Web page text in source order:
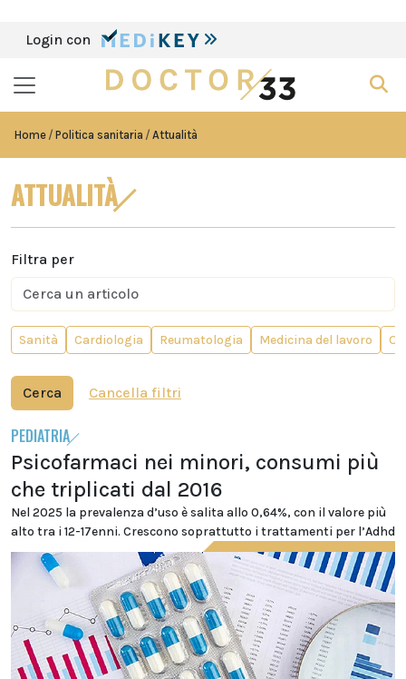
Login con
Home Politica sanitaria Attualità
ATTUALITÀ
Filtra per
Sanità Cardiologia Reumatologia Medicina del lavoro
Cerca Cancella filtri
PEDIATRIA
Psicofarmaci nei minori, consumi più
che triplicati dal 2016
Nel 2025 la prevalenza d’uso è salita allo 0,64%, con il valore più
alto tra i 12-17enni. Crescono soprattutto i trattamenti per l’Adhd